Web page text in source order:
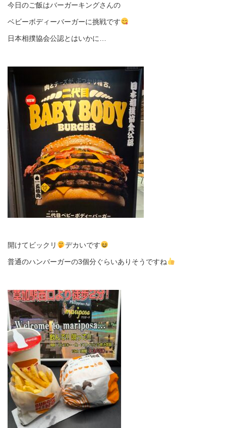
今日のご飯はバーガーキングさんの
ベビーボディーバーガーに挑戦です
日本相撲協会公認とはいかに…
開けてビックリ デカいです
普通のハンバーガーの3個分ぐらいありそうですね